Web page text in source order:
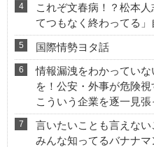
これぞ文春病！？松本
てつもなく終わってる」
国際情勢ヨタ話
情報漏洩をわかってい
を！公安・外事が危険
こういう企業を逐一見張
言いたいことも言えな
みんな知ってるバナナマ